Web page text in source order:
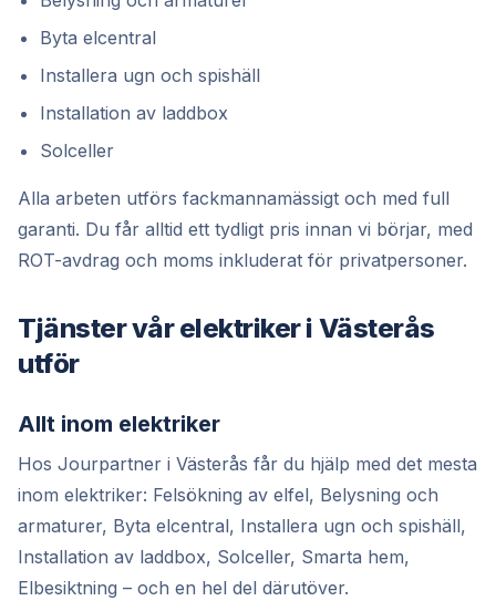
Byta elcentral
Installera ugn och spishäll
Installation av laddbox
Solceller
Alla arbeten utförs fackmannamässigt och med full
garanti. Du får alltid ett tydligt pris innan vi börjar, med
ROT-avdrag och moms inkluderat för privatpersoner.
Tjänster vår elektriker i Västerås
utför
Allt inom elektriker
Hos Jourpartner i Västerås får du hjälp med det mesta
inom elektriker: Felsökning av elfel, Belysning och
armaturer, Byta elcentral, Installera ugn och spishäll,
Installation av laddbox, Solceller, Smarta hem,
Elbesiktning – och en hel del därutöver.